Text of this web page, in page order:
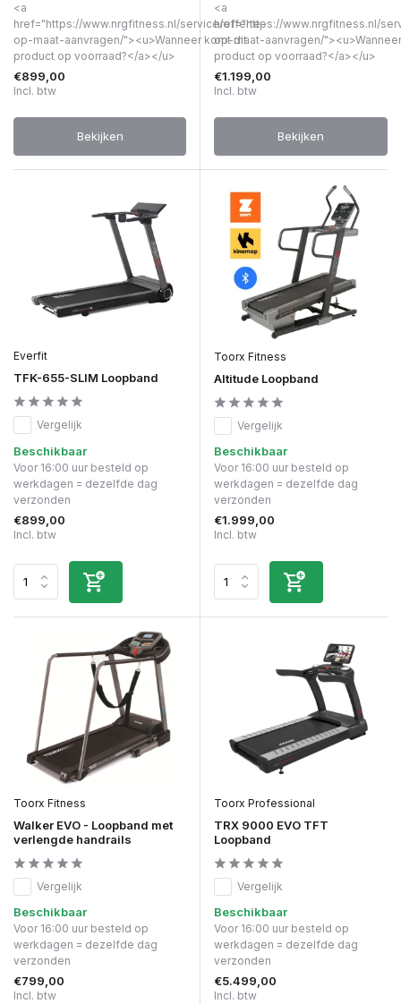
<a
href="https://www.nrgfitness.nl/service/offerte-
op-maat-aanvragen/"><u>Wanneer komt dit
product op voorraad?</a></u>
€899,00
Incl. btw
Bekijken
<a
href="https://www.nrgfitness.nl/
op-maat-aanvragen/
product op voorraad?</a></u>
€1.199,00
Incl. btw
Bekijken
Everfit
TFK-655-SLIM Loopband
Vergelijk
Beschikbaar
Voor 16:00 uur besteld op
werkdagen = dezelfde dag
verzonden
€899,00
Incl. btw
Toorx Fitness
Altitude Loopband
Vergelijk
Beschikbaar
Voor 16:00 uur besteld op
werkdagen = dezelfde dag
verzonden
€1.999,00
Incl. btw
Toorx Fitness
Walker EVO - Loopband met
verlengde handrails
Vergelijk
Beschikbaar
Voor 16:00 uur besteld op
werkdagen = dezelfde dag
verzonden
€799,00
Incl. btw
Toorx Professional
TRX 9000 EVO TFT
Loopband
Vergelijk
Beschikbaar
Voor 16:00 uur besteld op
werkdagen = dezelfde dag
verzonden
€5.499,00
Incl. btw